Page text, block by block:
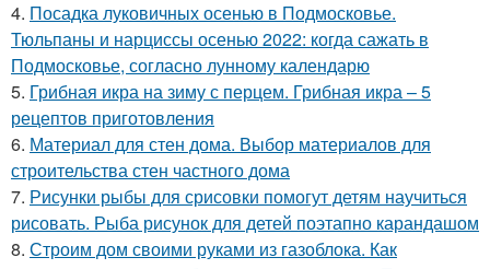
4. Посадка луковичных осенью в Подмосковье.
Тюльпаны и нарциссы осенью 2022: когда сажать в
Подмосковье, согласно лунному календарю
5. Грибная икра на зиму с перцем. Грибная икра – 5
рецептов приготовления
6. Материал для стен дома. Выбор материалов для
строительства стен частного дома
7. Рисунки рыбы для срисовки помогут детям научиться
рисовать. Рыба рисунок для детей поэтапно карандашом
8. Строим дом своими руками из газоблока. Как